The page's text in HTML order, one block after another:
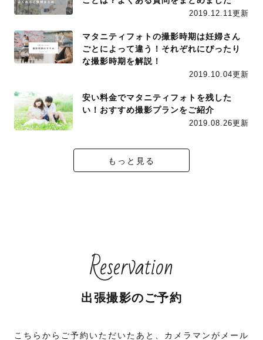
2019.12.11更新
マタニティフォトの撮影時期は妊婦さん
ごとによって違う！それぞれにぴったり
な撮影時期を解説！
2019.10.04更新
安い料金でマタニティフォトを残した
い！おすすめ撮影プランをご紹介
2019.08.26更新
もっと見る
Reservation
出張撮影のご予約
こちらからご予約いただいたあと、カメラマンがメール